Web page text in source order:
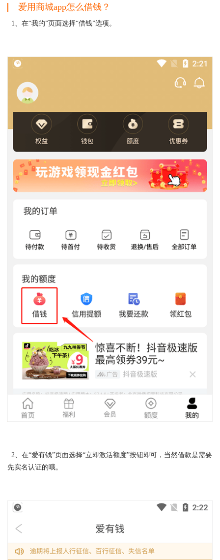
爱用商城app怎么借钱？
1、在“我的”页面选择“借钱”选项。
2、在“爱有钱”页面选择“立即激活额度”按钮即可，当然借款是需要
先实名认证的哦。